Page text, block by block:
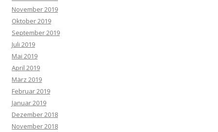
November 2019
Oktober 2019
September 2019
Juli 2019
Mai 2019
April 2019
März 2019
Februar 2019
Januar 2019
Dezember 2018
November 2018